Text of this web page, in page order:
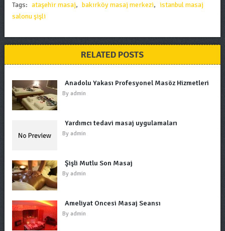
Tags: ataşehir masaj, bakırköy masaj merkezi, istanbul masaj
salonu şişli
RELATED POSTS
Anadolu Yakası Profesyonel Masöz Hizmetleri
By admin
Yardımcı tedavi masaj uygulamaları
By admin
Şişli Mutlu Son Masaj
By admin
Ameliyat Öncesi Masaj Seansı
By admin